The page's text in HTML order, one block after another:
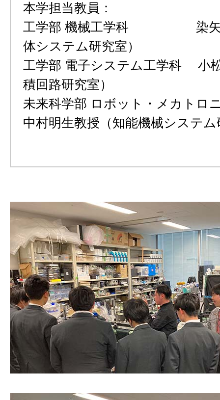
本学担当教員：
工学部 機械工学科 染矢聡
体システム研究室）
工学部 電子システム工学科 小
積回路研究室）
未来科学部 ロボット・メカト
中村明生教授（知能機械システム